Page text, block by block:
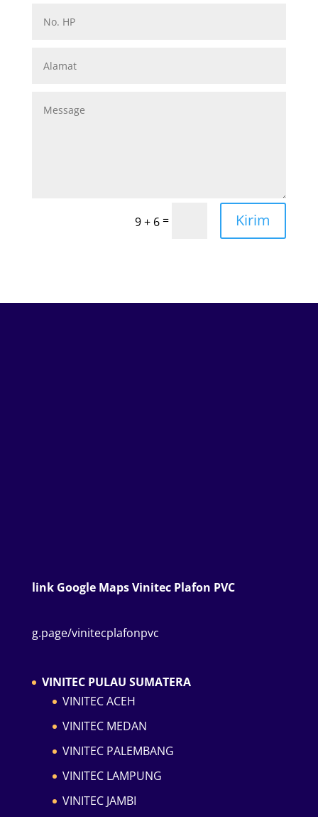
9 + 6= Kirim
link Google Maps Vinitec Plafon PVC
g.page/vinitecplafonpvc
VINITEC PULAU SUMATERA
VINITEC ACEH
VINITEC MEDAN
VINITEC PALEMBANG
VINITEC LAMPUNG
VINITEC JAMBI